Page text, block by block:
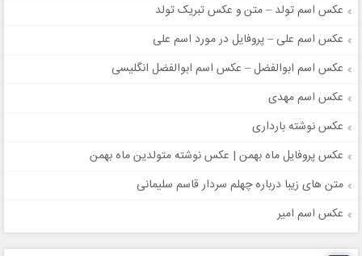
عکس اسم تولد – متن و عکس تبریک تولد
عکس اسم علی – پروفایل در مورد اسم علی
عکس اسم ابوالفضل – عکس اسم ابوالفضل انگلیسی
عکس اسم مهدی
عکس نوشته بارداری
عکس پروفایل ماه بهمن | عکس نوشته متولدین ماه بهمن
متن های زیبا درباره چهلم سردار قاسم سلیمانی
عکس اسم امیر